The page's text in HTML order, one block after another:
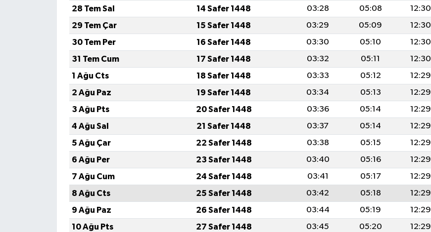
28 Tem Sal
14 Safer 1448 03:28 05:08 12:30
29 Tem Çar
15 Safer 1448 03:29 05:09 12:30
30 Tem Per
16 Safer 1448 03:30 05:10 12:30
31 Tem Cum
17 Safer 1448 03:32 05:11 12:30
1 Ağu Cts
18 Safer 1448 03:33 05:12 12:29
2 Ağu Paz
19 Safer 1448 03:34 05:13 12:29
3 Ağu Pts
20 Safer 1448 03:36 05:14 12:29
4 Ağu Sal
21 Safer 1448 03:37 05:14 12:29
5 Ağu Çar
22 Safer 1448 03:38 05:15 12:29
6 Ağu Per
23 Safer 1448 03:40 05:16 12:29
7 Ağu Cum
24 Safer 1448 03:41 05:17 12:29
8 Ağu Cts
25 Safer 1448 03:42 05:18 12:29
9 Ağu Paz
26 Safer 1448 03:44 05:19 12:29
10 Ağu Pts
27 Safer 1448 03:45 05:20 12:29